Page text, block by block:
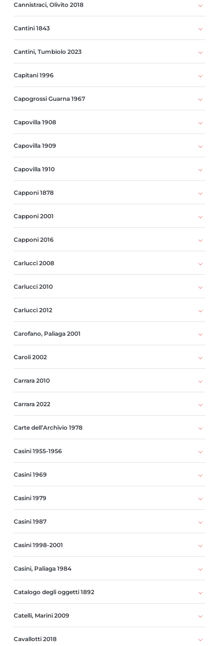
Cannistraci, Olivito 2018
Cantini 1843
Cantini, Tumbiolo 2023
Capitani 1996
Capogrossi Guarna 1967
Capovilla 1908
Capovilla 1909
Capovilla 1910
Capponi 1878
Capponi 2001
Capponi 2016
Carlucci 2008
Carlucci 2010
Carlucci 2012
Carofano, Paliaga 2001
Caroli 2002
Carrara 2010
Carrara 2022
Carte dell’Archivio 1978
Casini 1955-1956
Casini 1969
Casini 1979
Casini 1987
Casini 1998-2001
Casini, Paliaga 1984
Catalogo degli oggetti 1892
Catelli, Marini 2009
Cavallotti 2018